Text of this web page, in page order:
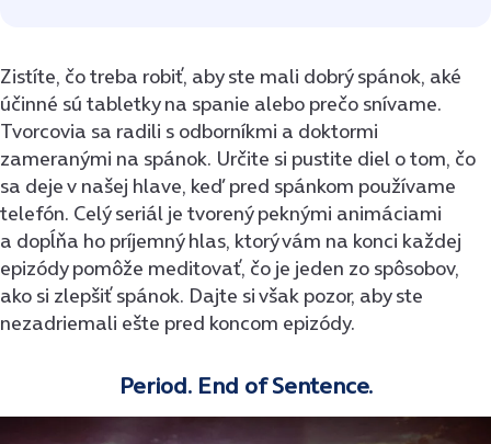
Zistíte, čo treba robiť, aby ste mali dobrý spánok, aké
účinné sú tabletky na spanie alebo prečo snívame.
Tvorcovia sa radili s odborníkmi a doktormi
zameranými na spánok. Určite si pustite diel o tom, čo
sa deje v našej hlave, keď pred spánkom používame
telefón. Celý seriál je tvorený peknými animáciami
a dopĺňa ho príjemný hlas, ktorý vám na konci každej
epizódy pomôže meditovať, čo je jeden zo spôsobov,
ako si zlepšiť spánok. Dajte si však pozor, aby ste
nezadriemali ešte pred koncom epizódy.
Period. End of Sentence.